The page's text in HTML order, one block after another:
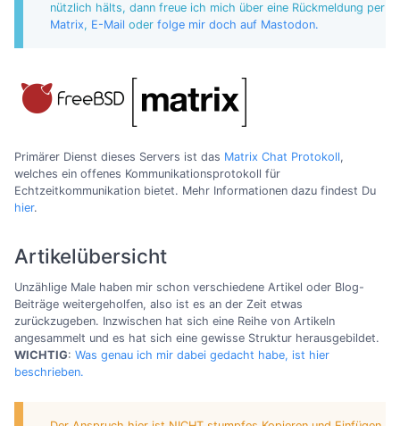
nützlich hälts, dann freue ich mich über eine Rückmeldung per
Matrix, E-Mail oder folge mir doch auf Mastodon.
Primärer Dienst dieses Servers ist das Matrix Chat Protokoll,
welches ein offenes Kommunikationsprotokoll für
Echtzeitkommunikation bietet. Mehr Informationen dazu findest Du
hier.
Artikelübersicht
Unzählige Male haben mir schon verschiedene Artikel oder Blog-
Beiträge weitergeholfen, also ist es an der Zeit etwas
zurückzugeben. Inzwischen hat sich eine Reihe von Artikeln
angesammelt und es hat sich eine gewisse Struktur herausgebildet.
WICHTIG: Was genau ich mir dabei gedacht habe, ist hier
beschrieben.